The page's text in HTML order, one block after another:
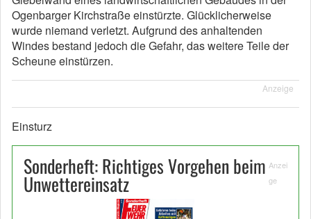
Ogenbarger Kirchstraße einstürzte. Glücklicherweise
wurde niemand verletzt. Aufgrund des anhaltenden
Windes bestand jedoch die Gefahr, das weitere Teile der
Scheune einstürzen.
Anzeige
Einsturz
Sonderheft: Richtiges Vorgehen beim
Unwettereinsatz
Anzei
ge